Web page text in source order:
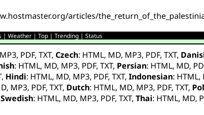
articles/
|Weather |Top |Trending |Status
MP3, PDF,TXT,Czech: HTML, MD, MP3, PDF,TXT,
: HTML, MD, MP3, PDF,TXT, Persian: HTML, MD,
, Hindi: HTML, MD, MP3, PDF,TXT,Indonesian: HTML,
, MP3, PDF,TXT, Dutch: HTML, MD, MP3, PDF,TXT,
Swedish: HTML, MD, MP3, PDF,TXT,Thai: HTML, MD,